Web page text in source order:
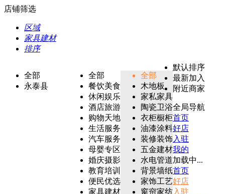
店铺筛选
区域
家具建材
排序
全部
永泰县
全部
餐饮美食
休闲娱乐
酒店旅游
购物天地
生活服务
汽车服务
母婴专区
婚庆摄影
教育培训
便民优选
家具建材
全部
木地板
家私家具
陶瓷卫浴
衣柜橱柜
油漆涂料
装修装饰
五金建材
水电管道
背景墙纸
家饰工艺
窗帘家纺
默认排序
最新加入
附近商家
全局导航
首页
好店
入驻
我的
加载中...
首页
好店
入驻